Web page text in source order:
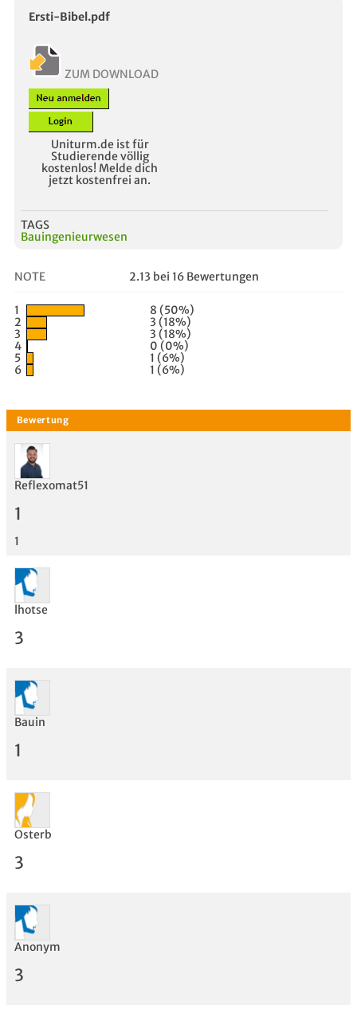
Ersti-Bibel.pdf
ZUM DOWNLOAD
Uniturm.de ist für
Studierende völlig
kostenlos! Melde dich
jetzt kostenfrei an.
TAGS
Bauingenieurwesen
NOTE 2.13 bei 16 Bewertungen
1
8 (50%)
2
3 (18%)
3
3 (18%)
4
0 (0%)
5
1 (6%)
6
1 (6%)
Bewertung
Reflexomat51
1
1
lhotse
3
Bauin
1
Osterb
3
Anonym
3